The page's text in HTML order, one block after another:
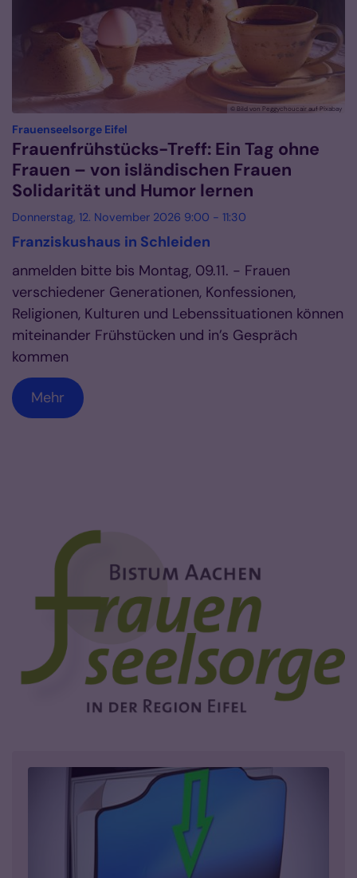
© Bild von Peggychoucair auf Pixabay
Frauenseelsorge Eifel
Frauenfrühstücks-Treff: Ein Tag ohne
Frauen – von isländischen Frauen
Solidarität und Humor lernen
Donnerstag, 12. November 2026 9:00 - 11:30
Franziskushaus in Schleiden
anmelden bitte bis Montag, 09.11. - Frauen
verschiedener Generationen, Konfessionen,
Religionen, Kulturen und Lebenssituationen können
miteinander Frühstücken und in’s Gespräch
kommen
Mehr